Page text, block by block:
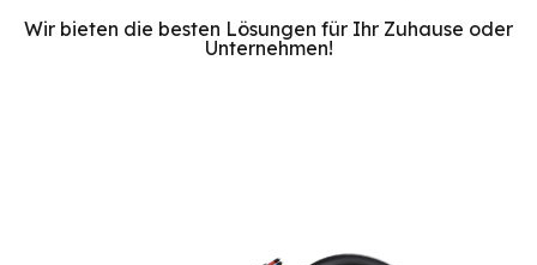
Wir bieten die besten Lösungen für Ihr Zuhause oder
Unternehmen!